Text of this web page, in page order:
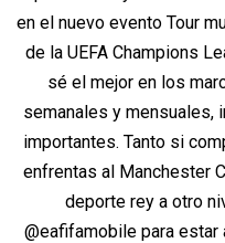
en el nuevo evento Tour
de la UEFA Champions
sé el mejor en los
semanales y mensuales,
importantes. Tanto si
enfrentas al Manchester
deporte rey a otro
@eafifamobile para estar